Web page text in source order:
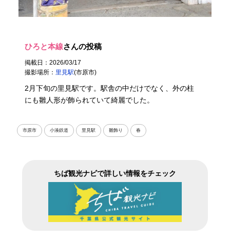
ひろと本線さんの投稿
掲載日：2026/03/17
撮影場所： 里見駅(市原市)
2月下旬の里見駅です。駅舎の中だけでなく、外の柱
にも雛人形が飾られていて綺麗でした。
市原市 小湊鉄道 里見駅 雛飾り 春
ちば観光ナビで詳しい情報をチェック